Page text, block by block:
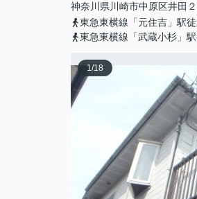
神奈川県 川崎市中原区井田
東急東横線「元住吉」駅
東急東横線「武蔵小杉」
1/18